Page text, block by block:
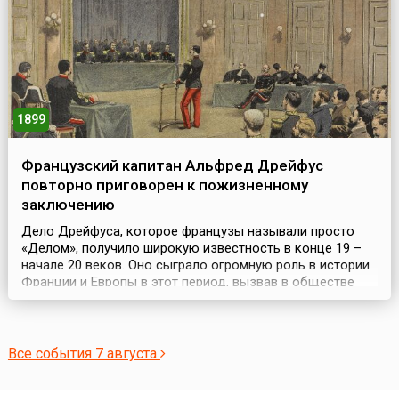
1899
Французский капитан Альфред Дрейфус
повторно приговорен к пожизненному
заключению
Дело Дрейфуса, которое французы называли просто
«Делом», получило широкую известность в конце 19 –
начале 20 веков. Оно сыграло огромную роль в истории
Франции и Европы в этот период, вызвав в обществе
социальный конфликт (1896-1906).В 1894 году капитан
пожизненную каторгу. 5 января 1895 года после су...
Все события 7 августа